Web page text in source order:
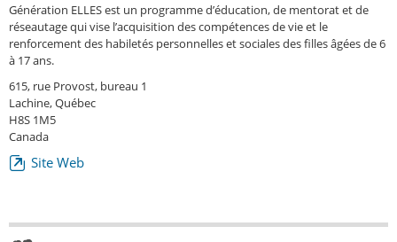
Génération ELLES est un programme d’éducation, de mentorat et de
réseautage qui vise l’acquisition des compétences de vie et le
renforcement des habiletés personnelles et sociales des filles âgées de 6
à 17 ans.
615, rue Provost, bureau 1
Lachine, Québec
H8S 1M5
Canada
Site Web